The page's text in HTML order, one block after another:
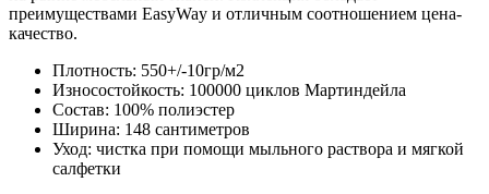
преимуществами EasyWay и отличным соотношением цена-
качество.
Плотность: 550+/-10гр/м2
Износостойкость: 100000 циклов Мартиндейла
Состав: 100% полиэстер
Ширина: 148 сантиметров
Уход: чистка при помощи мыльного раствора и мягкой
салфетки